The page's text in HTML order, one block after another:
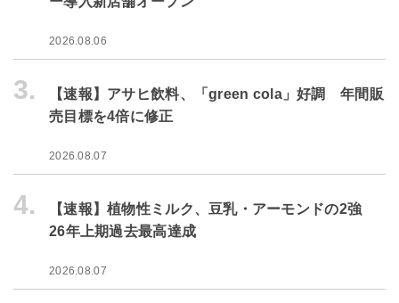
2026.08.06
3.
【速報】アサヒ飲料、「green cola」好調 年間販
売目標を4倍に修正
2026.08.07
4.
【速報】植物性ミルク、豆乳・アーモンドの2強
26年上期過去最高達成
2026.08.07